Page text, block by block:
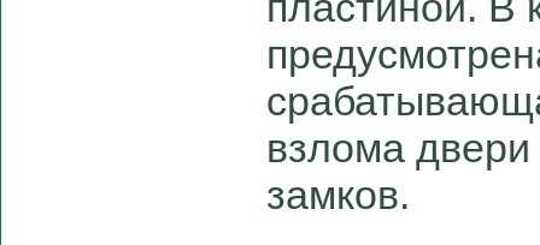
взлома
замков.